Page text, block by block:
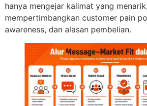
hanya mengejar kalimat yang
mempertimbangkan customer pain
awareness, dan alasan pembelian.